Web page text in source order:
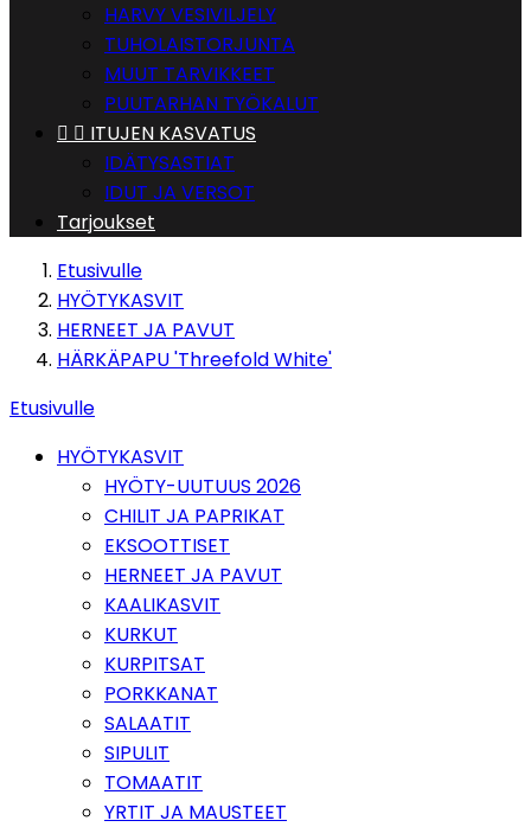
HARVY VESIVILJELY
TUHOLAISTORJUNTA
MUUT TARVIKKEET
PUUTARHAN TYÖKALUT
  ITUJEN KASVATUS
IDÄTYSASTIAT
IDUT JA VERSOT
Tarjoukset
Etusivulle
HYÖTYKASVIT
HERNEET JA PAVUT
HÄRKÄPAPU 'Threefold White'
Etusivulle
HYÖTYKASVIT
HYÖTY-UUTUUS 2026
CHILIT JA PAPRIKAT
EKSOOTTISET
HERNEET JA PAVUT
KAALIKASVIT
KURKUT
KURPITSAT
PORKKANAT
SALAATIT
SIPULIT
TOMAATIT
YRTIT JA MAUSTEET